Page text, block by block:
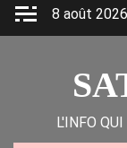
Skip
8 août 2026
L'INFO